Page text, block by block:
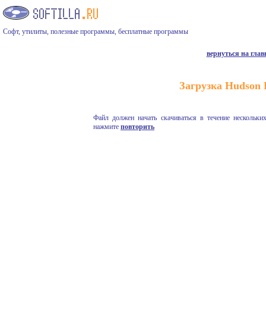
Софт, утилиты, полезные программы, бесплатные программы
вернуться на
Загрузка Hudson
Файл должен начать скачиваться в течение
нажмите повторить